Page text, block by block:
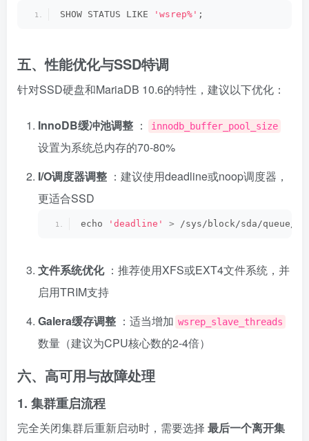
SHOW STATUS LIKE 'wsrep%' ;
五、性能优化与SSD特调
针对SSD硬盘和MariaDB 10.6的特性，建议以下优化：
InnoDB缓冲池调整 ： innodb_buffer_pool_size
设置为系统总内存的70-80%
I/O调度器调整 ：建议使用deadline或noop调度器，
更适合SSD
echo 'deadline' > /sys/block/sda/queue/
文件系统优化 ：推荐使用XFS或EXT4文件系统，并
启用TRIM支持
Galera缓存调整 ：适当增加 wsrep_slave_threads
数量（建议为CPU核心数的2-4倍）
六、高可用与故障处理
1. 集群重启流程
完全关闭集群后重新启动时，需要选择 最后一个离开集